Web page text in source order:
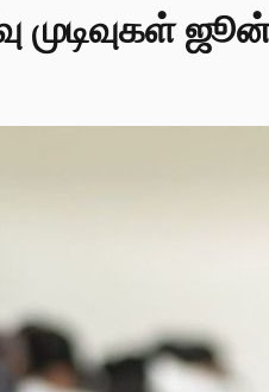
முடிவுகள்